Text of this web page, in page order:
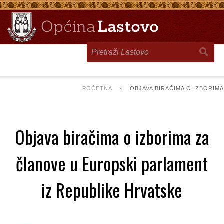
POČETNA » OBJAVA BIRAČIMA O
Objava biračima o izborima za
članove u Europski parlament
iz Republike Hrvatske